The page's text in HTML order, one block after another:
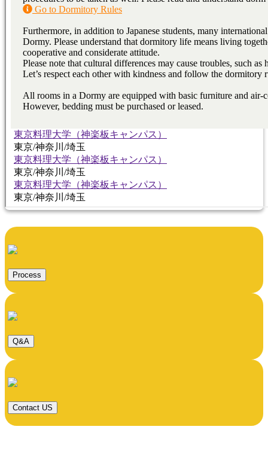
東京料理大学（神楽板キャンパス）
東京料理大学（神楽板キャンパス）
東京/神奈川/埼玉
東京料理大学（神楽板キャンパス）
東京/神奈川/埼玉
東京/神奈川/埼玉
東京料理大学（神楽板キャンパス）
東京料理大学（神楽板キャンパス）
東京/神奈川/埼玉
東京料理大学（神楽板キャンパス）
東京/神奈川/埼玉
東京料理大学（神楽板キャンパス）
東京/神奈川/埼玉
Process
Q&A
Contact US